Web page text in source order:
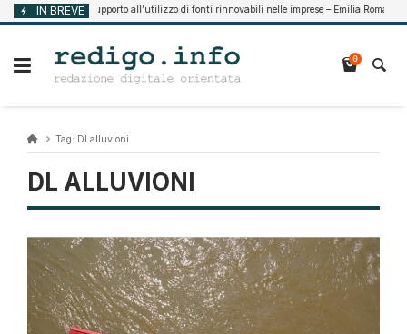
Vai
al
IN BREVE
Agosto 7, 2026 Supporto all’utilizzo di fonti rinnovabili nelle imprese – Emilia Romagna
0
Tag: Dl alluvioni
DL ALLUVIONI